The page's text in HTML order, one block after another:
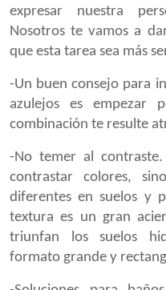
expresar nuestra
Nosotros te vamos a
que esta tarea sea más
-Un buen consejo para
azulejos es empezar
combinación te resulte
-No temer al
contrastar colores,
diferentes en suelos y
textura es un gran
triunfan los suelos
formato grande y